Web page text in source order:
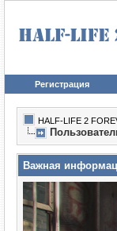
Регистрация
HALF-LIFE 2
Важная